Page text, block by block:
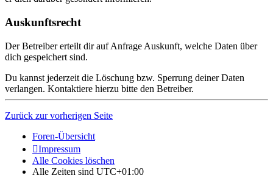
Auskunftsrecht
Der Betreiber erteilt dir auf Anfrage Auskunft, welche Daten über
dich gespeichert sind.
Du kannst jederzeit die Löschung bzw. Sperrung deiner Daten
verlangen. Kontaktiere hierzu bitte den Betreiber.
Zurück zur vorherigen Seite
Foren-Übersicht
Impressum
Alle Cookies löschen
Alle Zeiten sind UTC+01:00